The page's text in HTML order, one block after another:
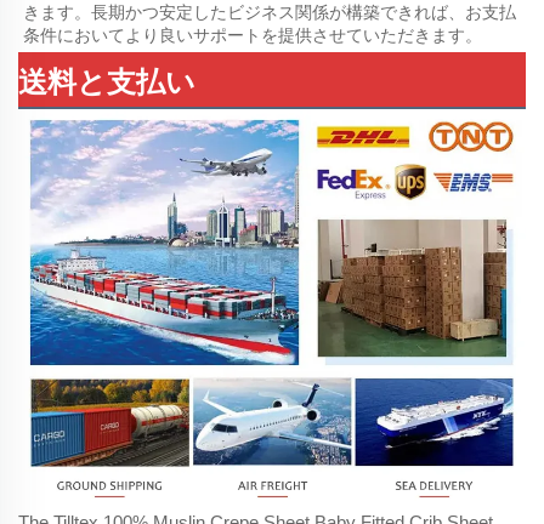
きます。長期かつ安定したビジネス関係が構築できれば、お支払
条件においてより良いサポートを提供させていただきます。
送料と支払い